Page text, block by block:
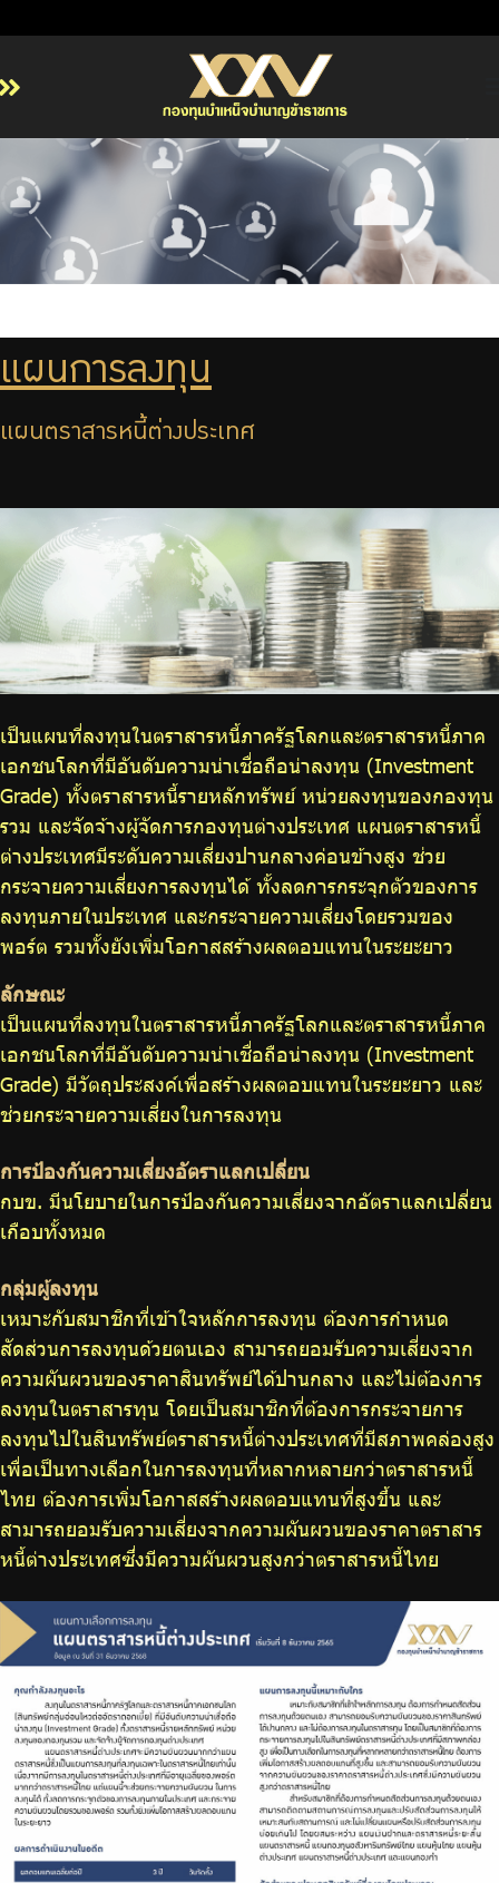
เกี่ยวกับ กบข.
บริการสมาชิก
ลงทุน
รายงานผลการดำเนินงาน
จัดซื้อจัดจ้าง
ร่วมงานกับเรา
ติดต่อเรา
ไทย | Eng
แผนการลงทุน
แผนตราสารหนี้ต่างประเทศ
เป็นแผนที่ลงทุนในตราสารหนี้ภาครัฐโลกและตราสารหนี้ภาค
เอกชนโลกที่มีอันดับความน่าเชื่อถือน่าลงทุน (Investment
Grade) ทั้งตราสารหนี้รายหลักทรัพย์ หน่วยลงทุนของกองทุน
รวม และจัดจ้างผู้จัดการกองทุนต่างประเทศ แผนตราสารหนี้
ต่างประเทศมีระดับความเสี่ยงปานกลางค่อนข้างสูง ช่วย
กระจายความเสี่ยงการลงทุนได้ ทั้งลดการกระจุกตัวของการ
ลงทุนภายในประเทศ และกระจายความเสี่ยงโดยรวมของ
พอร์ต รวมทั้งยังเพิ่มโอกาสสร้างผลตอบแทนในระยะยาว
ลักษณะ
เป็นแผนที่ลงทุนในตราสารหนี้ภาครัฐโลกและตราสารหนี้ภาค
เอกชนโลกที่มีอันดับความน่าเชื่อถือน่าลงทุน (Investment
Grade) มีวัตถุประสงค์เพื่อสร้างผลตอบแทนในระยะยาว และ
ช่วยกระจายความเสี่ยงในการลงทุน
การป้องกันความเสี่ยงอัตราแลกเปลี่ยน
กบข. มีนโยบายในการป้องกันความเสี่ยงจากอัตราแลกเปลี่ยน
เกือบทั้งหมด
กลุ่มผู้ลงทุน
เหมาะกับสมาชิกที่เข้าใจหลักการลงทุน ต้องการกำหนด
สัดส่วนการลงทุนด้วยตนเอง สามารถยอมรับความเสี่ยงจาก
ความผันผวนของราคาสินทรัพย์ได้ปานกลาง และไม่ต้องการ
ลงทุนในตราสารทุน โดยเป็นสมาชิกที่ต้องการกระจายการ
ลงทุนไปในสินทรัพย์ตราสารหนี้ต่างประเทศที่มีสภาพคล่องสูง
เพื่อเป็นทางเลือกในการลงทุนที่หลากหลายกว่าตราสารหนี้
ไทย ต้องการเพิ่มโอกาสสร้างผลตอบแทนที่สูงขึ้น และ
สามารถยอมรับความเสี่ยงจากความผันผวนของราคาตราสาร
หนี้ต่างประเทศซึ่งมีความผันผวนสูงกว่าตราสารหนี้ไทย